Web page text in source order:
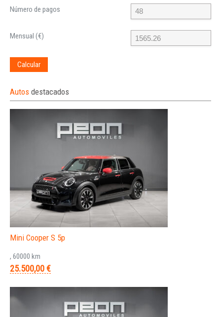
Número de pagos
Mensual (€)
Calcular
Autos destacados
Mini Cooper S 5p
, 60000 km
25.500,00 €